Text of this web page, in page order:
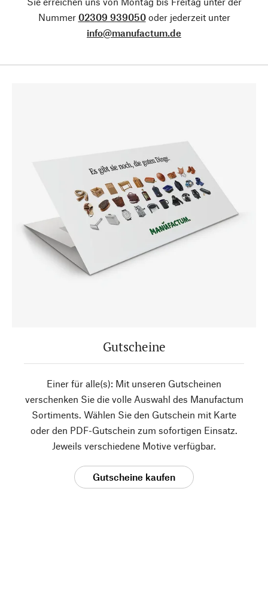
Nummer 02309 939050oder jederzeit unter
info@manufactum.de
Gutscheine
Einer für alle(s): Mit unseren Gutscheinen
verschenken Sie die volle Auswahl des Manufactum
Sortiments. Wählen Sie den Gutschein mit Karte
oder den PDF-Gutschein zum sofortigen Einsatz.
Jeweils verschiedene Motive verfügbar.
Gutscheine kaufen